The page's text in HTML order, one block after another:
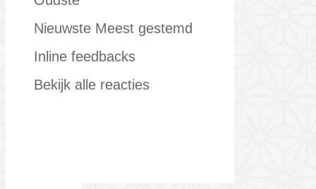
Nieuwste Meest gestemd
Inline feedbacks
Bekijk alle reacties